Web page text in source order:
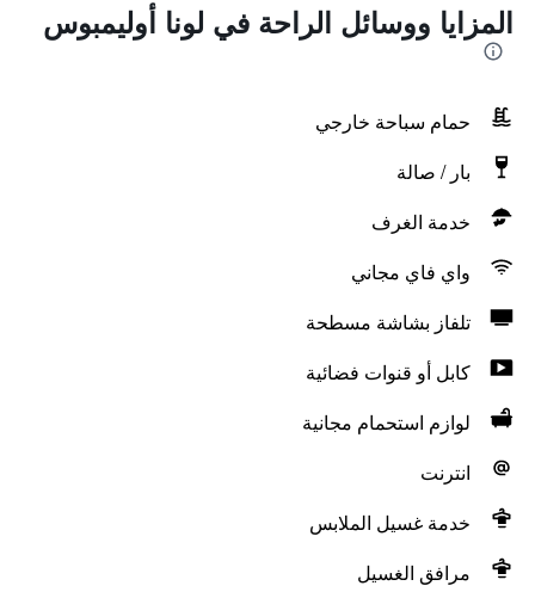
المزايا ووسائل الراحة في لونا أوليمبوس
حمام سباحة خارجي
بار / صالة
خدمة الغرف
واي فاي مجاني
تلفاز بشاشة مسطحة
كابل أو قنوات فضائية
لوازم استحمام مجانية
انترنت
خدمة غسيل الملابس
مرافق الغسيل